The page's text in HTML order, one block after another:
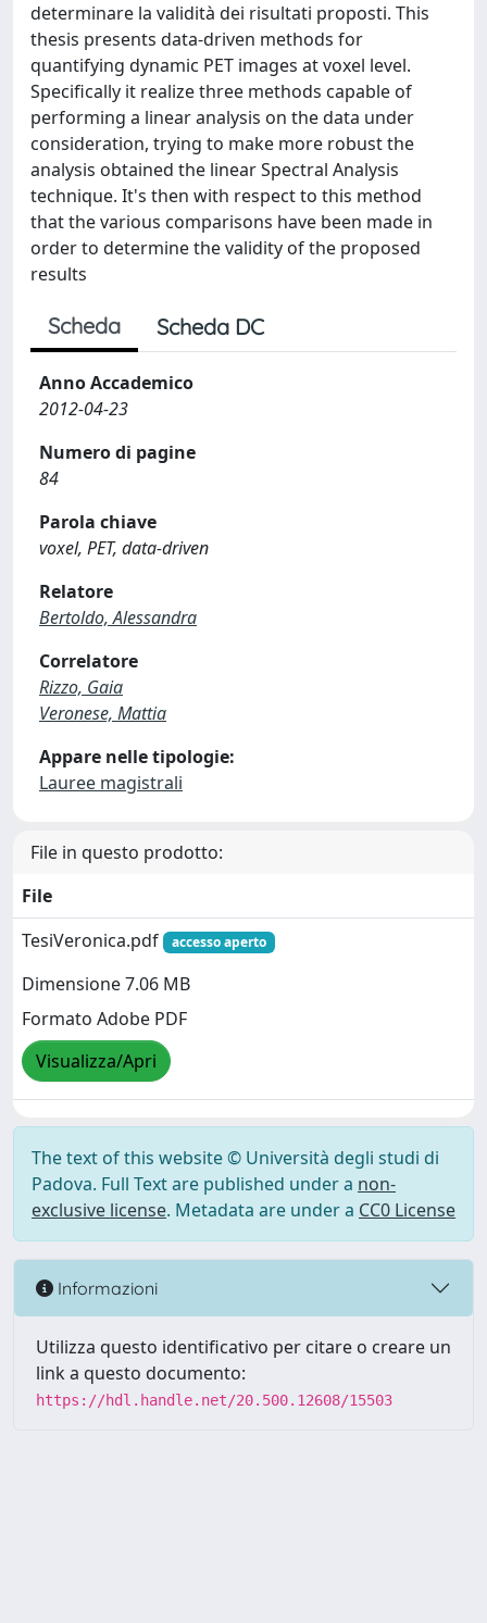
determinare la validità dei risultati proposti. This
thesis presents data-driven methods for
quantifying dynamic PET images at voxel level.
Specifically it realize three methods capable of
performing a linear analysis on the data under
consideration, trying to make more robust the
analysis obtained the linear Spectral Analysis
technique. It's then with respect to this method
that the various comparisons have been made in
order to determine the validity of the proposed
results
Scheda Scheda DC
Anno Accademico
2012-04-23
Numero di pagine
84
Parola chiave
voxel, PET, data-driven
Relatore
Bertoldo, Alessandra
Correlatore
Rizzo, Gaia
Veronese, Mattia
Appare nelle tipologie:
Lauree magistrali
File in questo prodotto:
File
TesiVeronica.pdf
accesso aperto
Dimensione 7.06 MB
Formato Adobe PDF
Visualizza/Apri
The text of this website © Università degli studi di
Padova. Full Text are published under a non-
exclusive license. Metadata are under a CC0 License
Informazioni
Utilizza questo identificativo per citare o creare un
link a questo documento:
https://hdl.handle.net/20.500.12608/15503